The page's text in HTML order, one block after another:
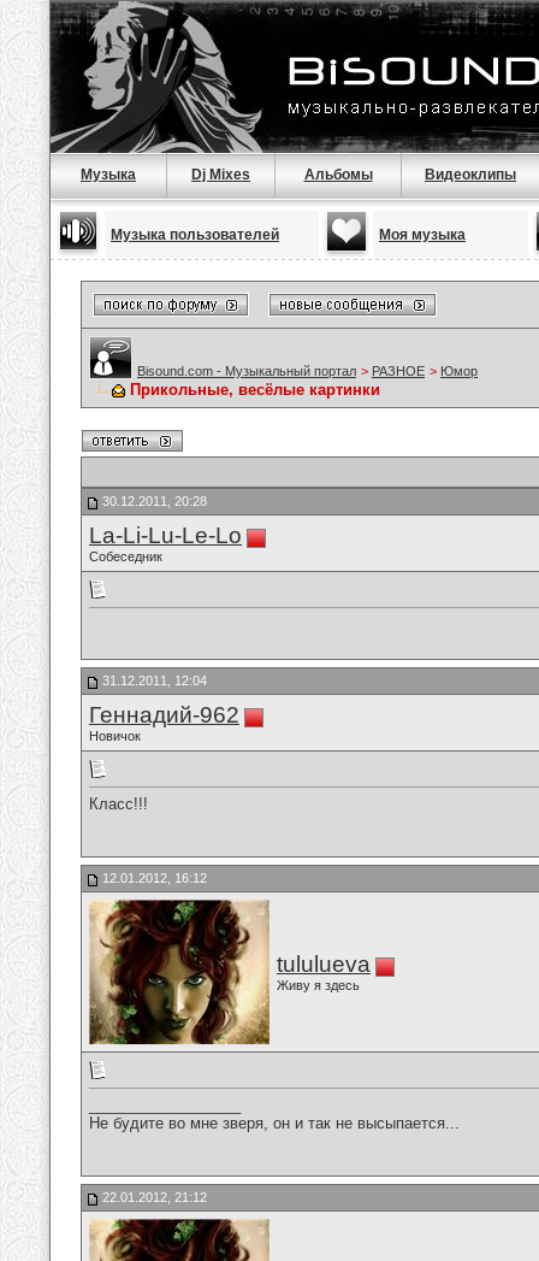
Музыка Dj Mixes Альбомы Видеоклипы
Музыка пользователей Моя музыка
Bisound.com - Музыкальный портал > РАЗНОЕ > Юмор
Прикольные, весёлые картинки
30.12.2011, 20:28
La-Li-Lu-Le-Lo
Собеседник
31.12.2011, 12:04
Геннадий-962
Новичок
Класс!!!
12.01.2012, 16:12
tululueva
Живу я здесь
Не будите во мне зверя, он и так не высыпается...
22.01.2012, 21:12